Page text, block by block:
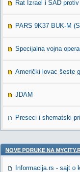
Rat Izrael i SAD
PARS 9K37 BUK-M
Specijalna vojna
Američki lovac šeste
JDAM
Preseci i shematski
NOVE PORUKE NA
Informacija.rs - sajt o